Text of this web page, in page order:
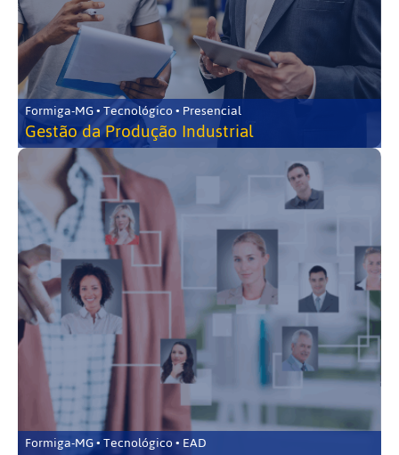
Formiga-MG • Tecnológico • Presencial
Gestão da Produção Industrial
Formiga-MG • Tecnológico • EAD